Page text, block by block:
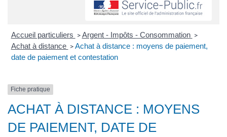
Accueil particuliers > Argent - Impôts - Consommation >
Achat à distance > Achat à distance : moyens de paiement,
date de paiement et contestation
Fiche pratique
ACHAT À DISTANCE : MOYENS
DE PAIEMENT, DATE DE